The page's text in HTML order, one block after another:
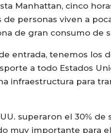
Manhattan, cinco
personas viven a
de gran consumo de
entrada, tenemos los
a todo Estados
infraestructura para
superaron el 30%
muy importante para